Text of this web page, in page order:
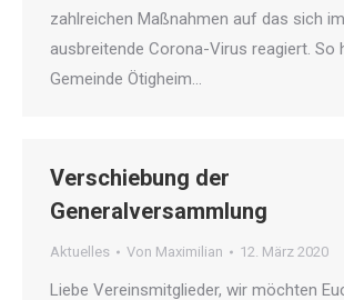
zahlreichen Maßnahmen auf das sich
ausbreitende Corona-Virus reagiert. So
Gemeinde Ötigheim…
Verschiebung der
Generalversammlung
Aktuelles Von Maximilian 12. März 2020
Liebe Vereinsmitglieder, wir möchten